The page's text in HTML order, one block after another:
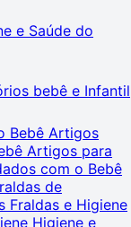
e Saúde do
bebê e Infantil
Bebê Artigos
Artigos para
com o Bebê
de
Fraldas e Higiene
Higiene e